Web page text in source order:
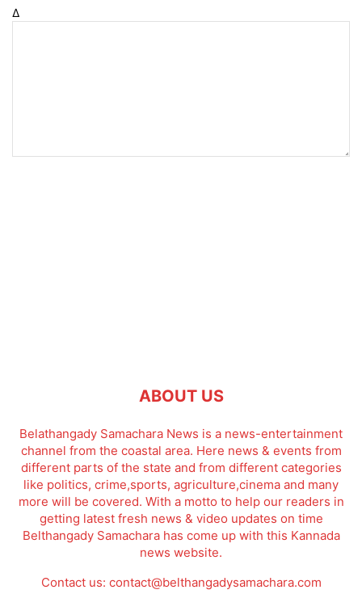
Δ
ABOUT US
Belathangady Samachara News is a news-entertainment
channel from the coastal area. Here news & events from
different parts of the state and from different categories
like politics, crime,sports, agriculture,cinema and many
more will be covered. With a motto to help our readers in
getting latest fresh news & video updates on time
Belthangady Samachara has come up with this Kannada
news website.
Contact us: contact@belthangadysamachara.com